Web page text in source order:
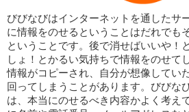
びびなびはインターネットを通したサ
に情報をのせるということはだれでも
ということです。後で消せばいいや！
しょ！とかるい気持ちで情報をのせて
情報がコピーされ、自分が想像してい
回ってしまうことがあります。びびな
は、本当にのせるべき内容かよく考え